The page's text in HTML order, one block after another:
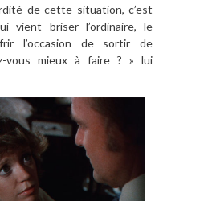
de cette situation, c’est
vient briser l’ordinaire, le
l’occasion de sortir de
vous mieux à faire ? » lui